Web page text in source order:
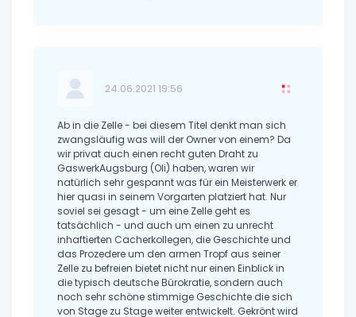
24.06.2021 19:56
Ab in die Zelle - bei diesem Titel denkt man sich
zwangsläufig was will der Owner von einem? Da
wir privat auch einen recht guten Draht zu
GaswerkAugsburg (Oli) haben, waren wir
natürlich sehr gespannt was für ein Meisterwerk er
hier quasi in seinem Vorgarten platziert hat. Nur
soviel sei gesagt - um eine Zelle geht es
tatsächlich - und auch um einen zu unrecht
inhaftierten Cacherkollegen, die Geschichte und
das Prozedere um den armen Tropf aus seiner
Zelle zu befreien bietet nicht nur einen Einblick in
die typisch deutsche Bürokratie, sondern auch
noch sehr schöne stimmige Geschichte die sich
von Stage zu Stage weiter entwickelt. Gekrönt wird